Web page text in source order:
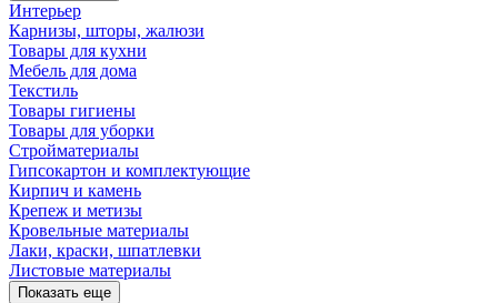
Интерьер
Карнизы, шторы, жалюзи
Товары для кухни
Мебель для дома
Текстиль
Товары гигиены
Товары для уборки
Стройматериалы
Гипсокартон и комплектующие
Кирпич и камень
Крепеж и метизы
Кровельные материалы
Лаки, краски, шпатлевки
Листовые материалы
Показать еще